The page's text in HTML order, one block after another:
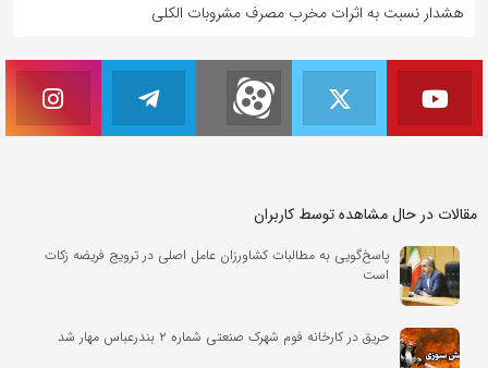
هشدار نسبت به اثرات مخرب مصرف مشروبات الکلی
مقالات در حال مشاهده توسط کاربران
پاسخ‌گویی به مطالبات کشاورزان عامل اصلی در ترویج فریضه زکات
است
حریق در کارخانه فوم شهرک صنعتی شماره ۲ بندرعباس مهار شد